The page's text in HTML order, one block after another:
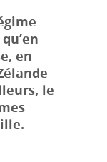
en
le